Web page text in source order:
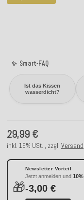
✨ Smart-FAQ
Ist das Kissen
wasserdicht?
29,99 €
inkl. 19% USt. , zzgl. Versand
🎁
Newsletter Vorteil
Jetzt anmelden und 10%
-3,00 €